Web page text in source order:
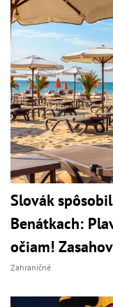
Slovák
Benátkach:
očiam!
Zahraničné